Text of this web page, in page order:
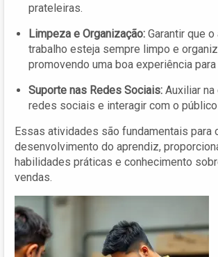
prateleiras.
Limpeza e Organização: Garantir que
trabalho esteja sempre limpo e
promovendo uma boa experiência
Suporte nas Redes Sociais: Auxiliar
redes sociais e interagir com o
Essas atividades são fundamentais para
desenvolvimento do aprendiz,
habilidades práticas e conhecimento
vendas.